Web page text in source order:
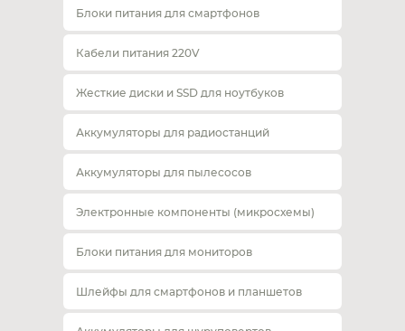
Блоки питания для смартфонов
Кабели питания 220V
Жесткие диски и SSD для ноутбуков
Аккумуляторы для радиостанций
Аккумуляторы для пылесосов
Электронные компоненты (микросхемы)
Блоки питания для мониторов
Шлейфы для смартфонов и планшетов